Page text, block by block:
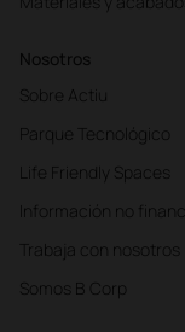
Nosotros
Sobre Actiu
Parque Tecnológico
Life Friendly Spaces
Información no
Trabaja con nosotros
Somos B Corp